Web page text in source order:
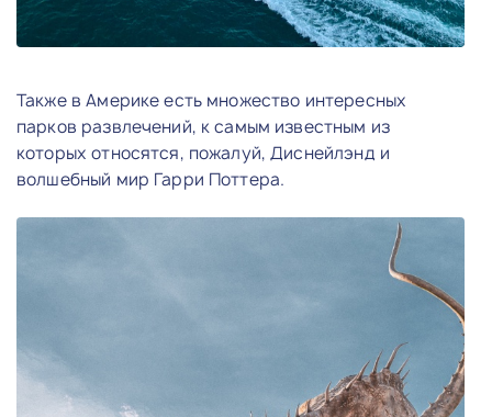
Также в Америке есть множество интересных
парков развлечений, к самым известным из
которых относятся, пожалуй, Диснейлэнд и
волшебный мир Гарри Поттера.